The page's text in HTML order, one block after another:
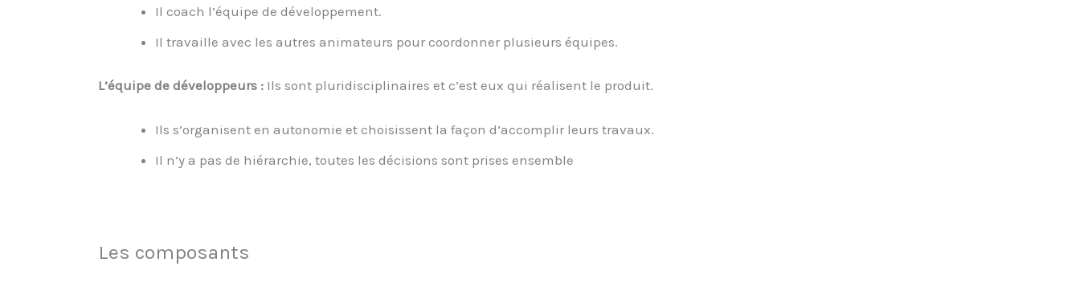
Il coach l’équipe de développement.
Il travaille avec les autres animateurs pour coordonner plusieurs équipes.
L’équipe de développeurs : Ils sont pluridisciplinaires et c’est eux qui réalisent le produit.
Ils s’organisent en autonomie et choisissent la façon d’accomplir leurs travaux.
Il n’y a pas de hiérarchie, toutes les décisions sont prises ensemble
Les composants